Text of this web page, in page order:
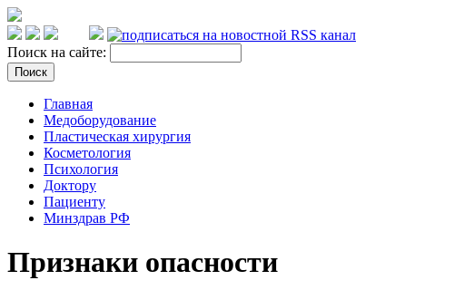
Поиск на сайте:
Главная
Медоборудование
Пластическая хирургия
Косметология
Психология
Доктору
Пациенту
Минздрав РФ
Признаки опасности